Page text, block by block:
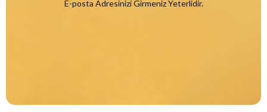
E-posta Adresinizi Girmeniz Yeterlidir.